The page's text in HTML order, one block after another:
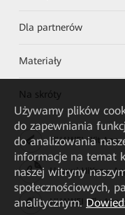
Dla partnerów
Materiały
Na skróty
HUAWEI eKit App
Huawei HiKnow
HUAWEI eFly App
Używamy plików
do zapewniania
do analizowania
informacje na temat
naszej witryny
społecznościowych,
analitycznym.